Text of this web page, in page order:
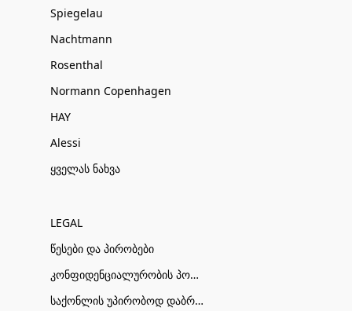
Spiegelau
Nachtmann
Rosenthal
Normann Copenhagen
HAY
Alessi
ყველას ნახვა
LEGAL
წესები და პირობები
კონფიდენციალურობის პოლიტიკა
საქონლის უპირობოდ დაბრუნების პირობები